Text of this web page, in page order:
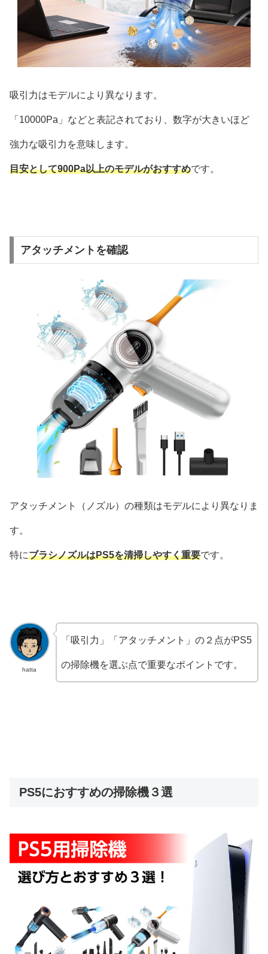
吸引力はモデルにより異なります。
「10000Pa」などと表記されており、数字が大きいほど
強力な吸引力を意味します。
目安として900Pa以上のモデルがおすすめです。
アタッチメントを確認
アタッチメント（ノズル）の種類はモデルにより異なりま
す。
特にブラシノズルはPS5を清掃しやすく重要です。
hatta
「吸引力」「アタッチメント」の２点がPS5
の掃除機を選ぶ点で重要なポイントです。
PS5におすすめの掃除機３選